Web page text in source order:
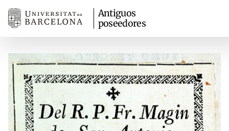
Antiguos
poseedores